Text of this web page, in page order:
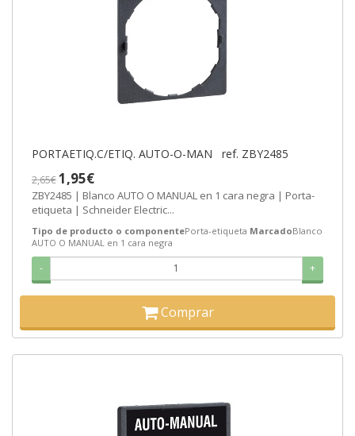
PORTAETIQ.C/ETIQ. AUTO-O-MAN ref. ZBY2485
2,65€1,95€
ZBY2485 | Blanco AUTO O MANUAL en 1 cara negra | Porta-
etiqueta | Schneider Electric...
Tipo de producto o componentePorta-etiqueta MarcadoBlanco
AUTO O MANUAL en 1 cara negra
- +
Comprar